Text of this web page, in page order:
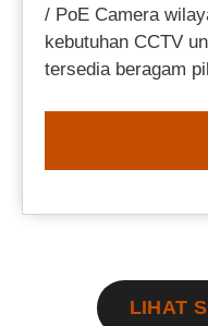
/ PoE Camera
kebutuhan CCTV
tersedia beragam
LIHAT